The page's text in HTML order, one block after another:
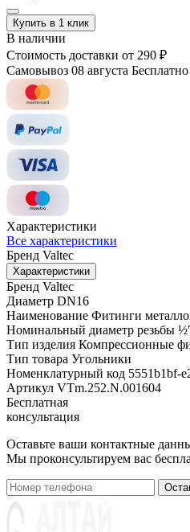
Купить в 1 клик
В наличии
Стоимость доставки от 290 ₽
Самовывоз 08 августа Бесплатно
Характеристики
Все характеристики
Бренд Valtec
Характеристики
Бренд Valtec
Диаметр DN16
Наименование Фитинги
Номинальный диаметр резьбы
Тип изделия Компрессионные
Тип товара Угольники
Номенклатурный код 5551b1bf-
Артикул VTm.252.N.001604
Бесплатная
консультация
Оставьте ваши контактные
Мы проконсультируем вас